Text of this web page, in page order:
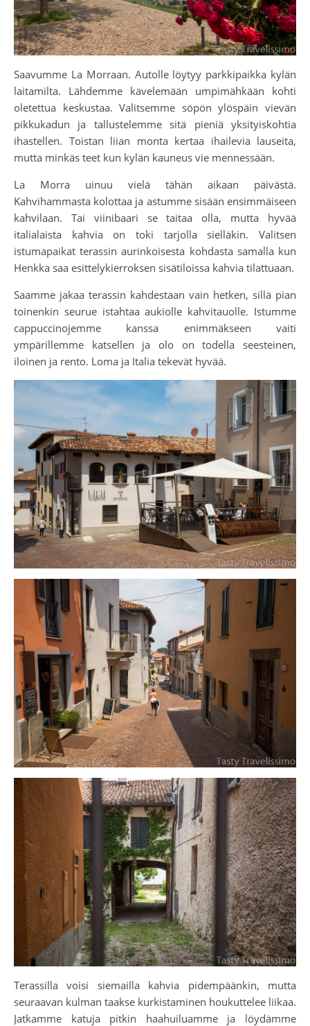
Saavumme La Morraan. Autolle löytyy parkkipaikka kylän
laitamilta. Lähdemme kävelemään umpimähkään kohti
oletettua keskustaa. Valitsemme söpön ylöspäin vievän
pikkukadun ja tallustelemme sitä pieniä yksityiskohtia
ihastellen. Toistan liian monta kertaa ihailevia lauseita,
mutta minkäs teet kun kylän kauneus vie mennessään.
La Morra uinuu vielä tähän aikaan päivästä.
Kahvihammasta kolottaa ja astumme sisään ensimmäiseen
kahvilaan. Tai viinibaari se taitaa olla, mutta hyvää
italialaista kahvia on toki tarjolla sielläkin. Valitsen
istumapaikat terassin aurinkoisesta kohdasta samalla kun
Henkka saa esittelykierroksen sisätiloissa kahvia tilattuaan.
Saamme jakaa terassin kahdestaan vain hetken, sillä pian
toinenkin seurue istahtaa aukiolle kahvitauolle. Istumme
cappuccinojemme kanssa enimmäkseen vaiti
ympärillemme katsellen ja olo on todella seesteinen,
iloinen ja rento. Loma ja Italia tekevät hyvää.
Terassilla voisi siemailla kahvia pidempäänkin, mutta
seuraavan kulman taakse kurkistaminen houkuttelee liikaa.
Jatkamme katuja pitkin haahuiluamme ja löydämme